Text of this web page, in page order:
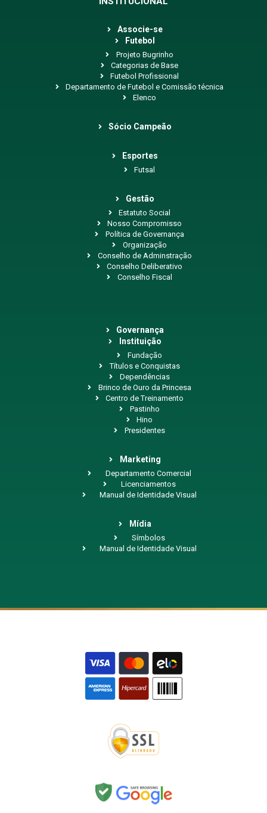
Associe-se
Futebol
Projeto Bugrinho
Categorias de Base
Futebol Profissional
Departamento de Futebol e Comissão técnica
Elenco
Sócio Campeão
Esportes
Futsal
Gestão
Estatuto Social
Nosso Compromisso
Política de Governança
Organização
Conselho de Adminstração
Conselho Deliberativo
Conselho Fiscal
Governança
Instituição
Fundação
Títulos e Conquistas
Dependências
Brinco de Ouro da Princesa
Centro de Treinamento
Pastinho
Hino
Presidentes
Marketing
Departamento Comercial
Licenciamentos
Manual de Identidade Visual
Mídia
Símbolos
Manual de Identidade Visual